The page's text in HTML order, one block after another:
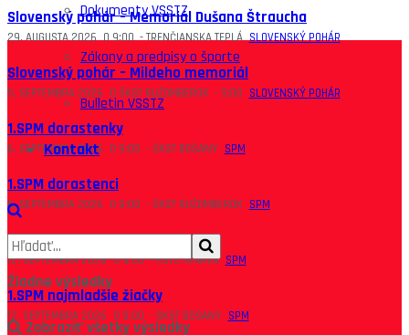
Dokumenty VSSTZ
Zákony a predpisy o športe
Bulletin VSSTZ
Kontakt
Žiadne výsledky
Zobraziť všetky výsledky
Slovenský pohár – Memoriál Dušana Štraucha
29. AUGUSTA 2026 O9:00 -TRENČIANSKA TEPLÁ SLOVENSKÝ POHÁR
Slovenský pohár – Mildeho memoriál
5. SEPTEMBRA 2026 O ŠKST RUŽOMBEROK - 9:00 SLOVENSKÝ POHÁR
1.SPM dorastenky
6. SEPTEMBRA 2026 O 9:00 - ŠKST BOŠANY SPM
1.SPM dorastenci
6. SEPTEMBRA 2026 O 9:00 - ŠKST RUŽOMBEROK SPM
1.SPM najmladší žiaci
12. SEPTEMBRA 2026 O9:00 -KSTZ TRNAVA SPM
1.SPM najmladšie žiačky
12. SEPTEMBRA 2026 O 9:00 - ŠKST BOŠANY SPM